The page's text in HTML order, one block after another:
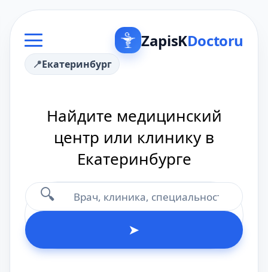
ZapisKDoctoru
Екатеринбург
Найдите медицинский
центр или клинику в
Екатеринбурге
🔍
➤